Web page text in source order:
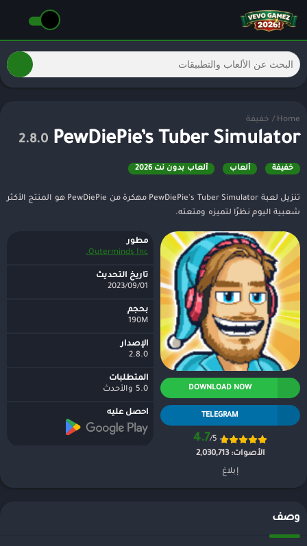
Home
/ خفيفة
PewDiePie’s Tuber Simulator
2.8.0
خفيفة ألعاب ألعاب بدون نت 2026
تنزيل لعبة PewDiePie's Tuber Simulator مهكرة من PewDiePie هو المنتج الأكثر
شعبية اليوم نظرًا لتميزه ومتعته.
DOWNLOAD NOW
TELEGRAM
4.7/5
الأصوات:2,030,713
إبلاغ
مطور
Outerminds Inc.
تاريخ التحديث
2023/09/01
بحجم
190M
الإصدار
2.8.0
المتطلبات
5.0 والأحدث
احصل عليه
وصف